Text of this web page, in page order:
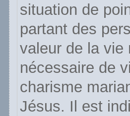
situation de
partant des
valeur de la vie
nécessaire de
charisme
Jésus. Il est